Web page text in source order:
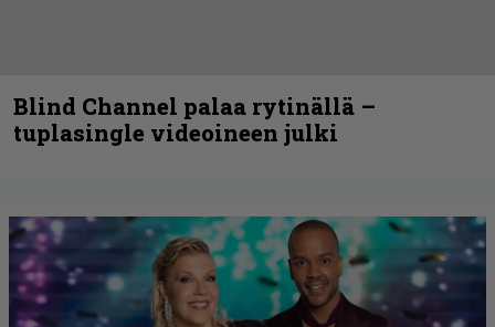
Blind Channel palaa rytinällä –
tuplasingle videoineen julki